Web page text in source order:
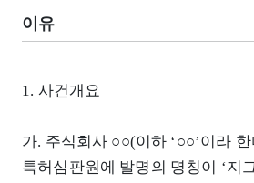
이유
1. 사건개요
가. 주식회사 ○○(이하 ‘○○’이라
특허심판원에 발명의 명칭이 ‘지